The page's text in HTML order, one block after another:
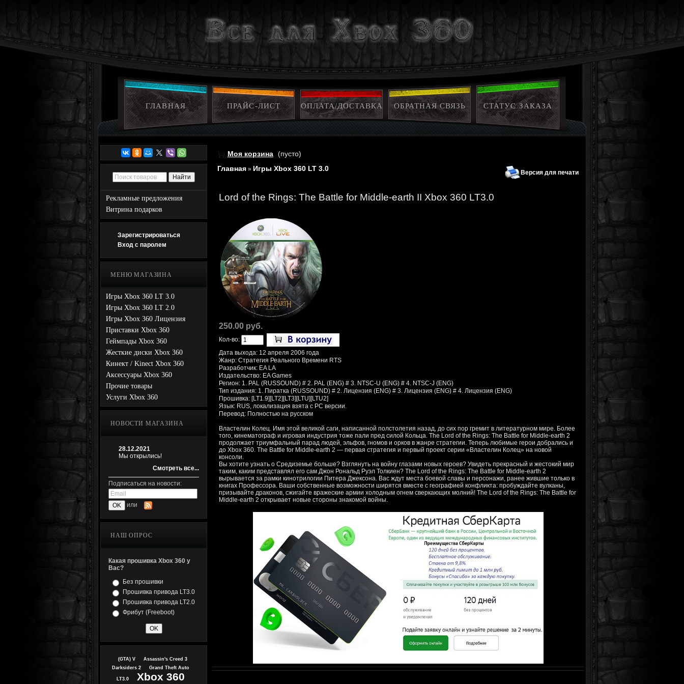
ГЛАВНАЯ ПРАЙС-ЛИСТ ОПЛАТА/ДОСТАВКА ОБРАТНАЯ СВЯЗЬ СТАТУС ЗАКАЗА
Рекламные предложения
Витрина подарков
Зарегистрироваться
Вход с паролем
МЕНЮ МАГАЗИНА
Игры Xbox 360 LT 3.0
Игры Xbox 360 LT 2.0
Игры Xbox 360 Лицензия
Приставки Xbox 360
Геймпады Xbox 360
Жесткие диски Xbox 360
Кинект / Kinect Xbox 360
Аксессуары Xbox 360
Прочие товары
Услуги Xbox 360
НОВОСТИ МАГАЗИНА
28.12.2021
Мы открылись!
Смотреть все...
Подписаться на новости:
или
НАШ ОПРОС
Какая прошивка Xbox 360 у
Вас?
Без прошивки
Прошивка привода LT3.0
Прошивка привода LT2.0
Фрибут (Freeboot)
(GTA) V
Assassin's Creed 3
Darksiders 2
Grand Theft Auto
LT3.0 Xbox 360
Моя корзина (пусто)
Главная » Игры Xbox 360 LT 3.0 Версия для печати
Lord of the Rings: The Battle for Middle-earth II Xbox 360 LT3.0
250.00 руб.
Кол-во:
Дата выхода: 12 апреля 2006 года
Жанр: Стратегия Реального Времени RTS
Разработчик: EA LA
Издательство: EA Games
Регион: 1. PAL (RUSSOUND) # 2. PAL (ENG) # 3. NTSC-U (ENG) # 4. NTSC-J (ENG)
Тип издания: 1. Пиратка (RUSSOUND) # 2. Лицензия (ENG) # 3. Лицензия (ENG) # 4. Лицензия (ENG)
Прошивка: [LT1.9][LT2][LT3][LTU][LTU2]
Язык: RUS, локализация взята с PC версии.
Перевод: Полностью на русском
Властелин Колец. Имя этой великой саги, написанной полстолетия назад, до сих пор гремит в литературном мире. Более
того, кинематограф и игровая индустрия тоже пали пред силой Кольца. The Lord of the Rings: The Battle for Middle-earth 2
продолжает триумфальный парад людей, эльфов, гномов и орков в жанре стратегии. Теперь любимые герои добрались и
до Xbox 360. The Battle for Middle-earth 2 — первая стратегия и первый проект серии «Властелин Колец» на новой
консоли.
Вы хотите узнать о Средиземье больше? Взглянуть на войну глазами новых героев? Увидеть прекрасный и жестокий мир
таким, каким представлял его сам Джон Рональд Руэл Толкиен? The Lord of the Rings: The Battle for Middle-earth 2
вырывается за рамки кинотрилогии Питера Джексона. Вас ждут места боевой славы и персонажи, ранее жившие только в
книгах Профессора. Ваши собственные возможности ширятся вместе с географией конфликта: пробуждайте вулканы,
призывайте драконов, сжигайте вражеские армии холодным огнем сверкающих молний! The Lord of the Rings: The Battle for
Middle-earth 2 открывает новые стороны знакомой войны.